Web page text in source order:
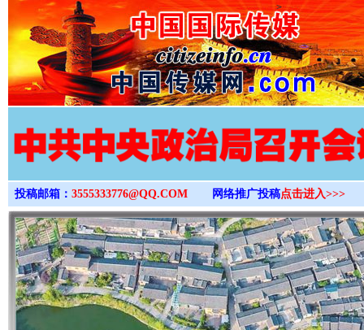
>
投稿邮箱： 3555333776@QQ.COM 网络推广投稿点击进入>>>